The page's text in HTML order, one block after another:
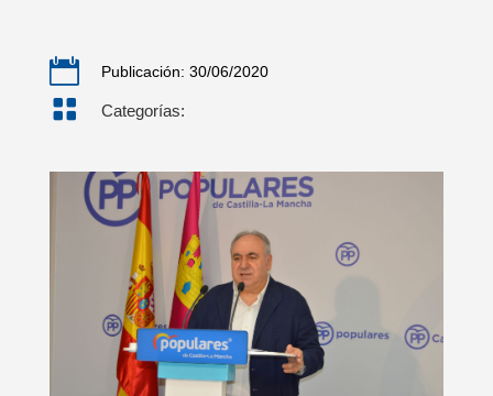
 Publicación: 30/06/2020
 Categorías: